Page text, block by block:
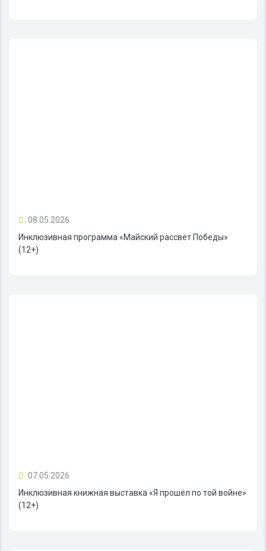
08.05.2026
Инклюзивная программа «Майский рассвет Победы»
(12+)
07.05.2026
Инклюзивная книжная выставка «Я прошёл по той войне»
(12+)